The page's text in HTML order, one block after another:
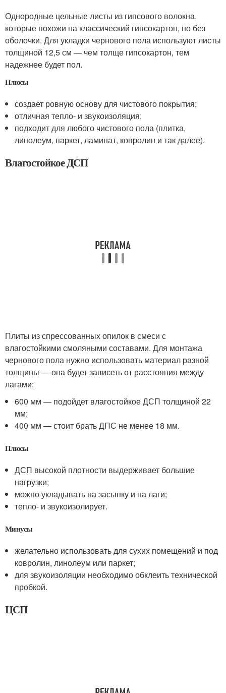
Однородные цельные листы из гипсового волокна,
которые похожи на классический гипсокартон, но без
оболочки. Для укладки чернового пола используют листы
толщиной 12,5 см — чем толще гипсокартон, тем
надежнее будет пол.
Плюсы
создает ровную основу для чистового покрытия;
отличная тепло- и звукоизоляция;
подходит для любого чистового пола (плитка,
линолеум, паркет, ламинат, ковролин и так далее).
Влагостойкое ДСП
Плиты из спрессованных опилок в смеси с
влагостойкими смоляными составами. Для монтажа
чернового пола нужно использовать материал разной
толщины — она будет зависеть от расстояния между
лагами:
600 мм — подойдет влагостойкое ДСП толщиной 22
мм;
400 мм — стоит брать ДПС не менее 18 мм.
Плюсы
ДСП высокой плотности выдерживает большие
нагрузки;
можно укладывать на засыпку и на лаги;
тепло- и звукоизолирует.
Минусы
желательно использовать для сухих помещений и под
ковролин, линолеум или паркет;
для звукоизоляции необходимо обклеить технической
пробкой.
ЦСП